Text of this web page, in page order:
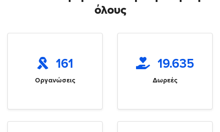
όλους
161
Οργανώσεις
19.635
Δωρεές